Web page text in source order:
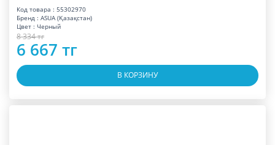
Код товара : 55302970
Бренд : ASUA (Қазақстан)
Цвет : Черный
8 334 тг
6 667 тг
В КОРЗИНУ